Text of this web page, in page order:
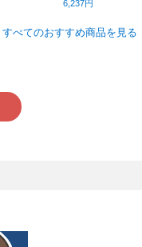
6,237円
すべてのおすすめ商品を見る